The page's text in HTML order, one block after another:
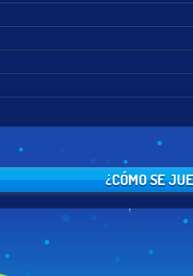
¿CÓMO SE